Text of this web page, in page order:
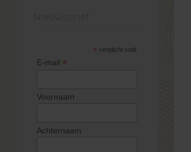
* verplicht veld
E-mail *
Voornaam
Achternaam